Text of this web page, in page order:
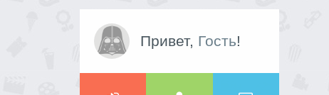
Привет, Гость!